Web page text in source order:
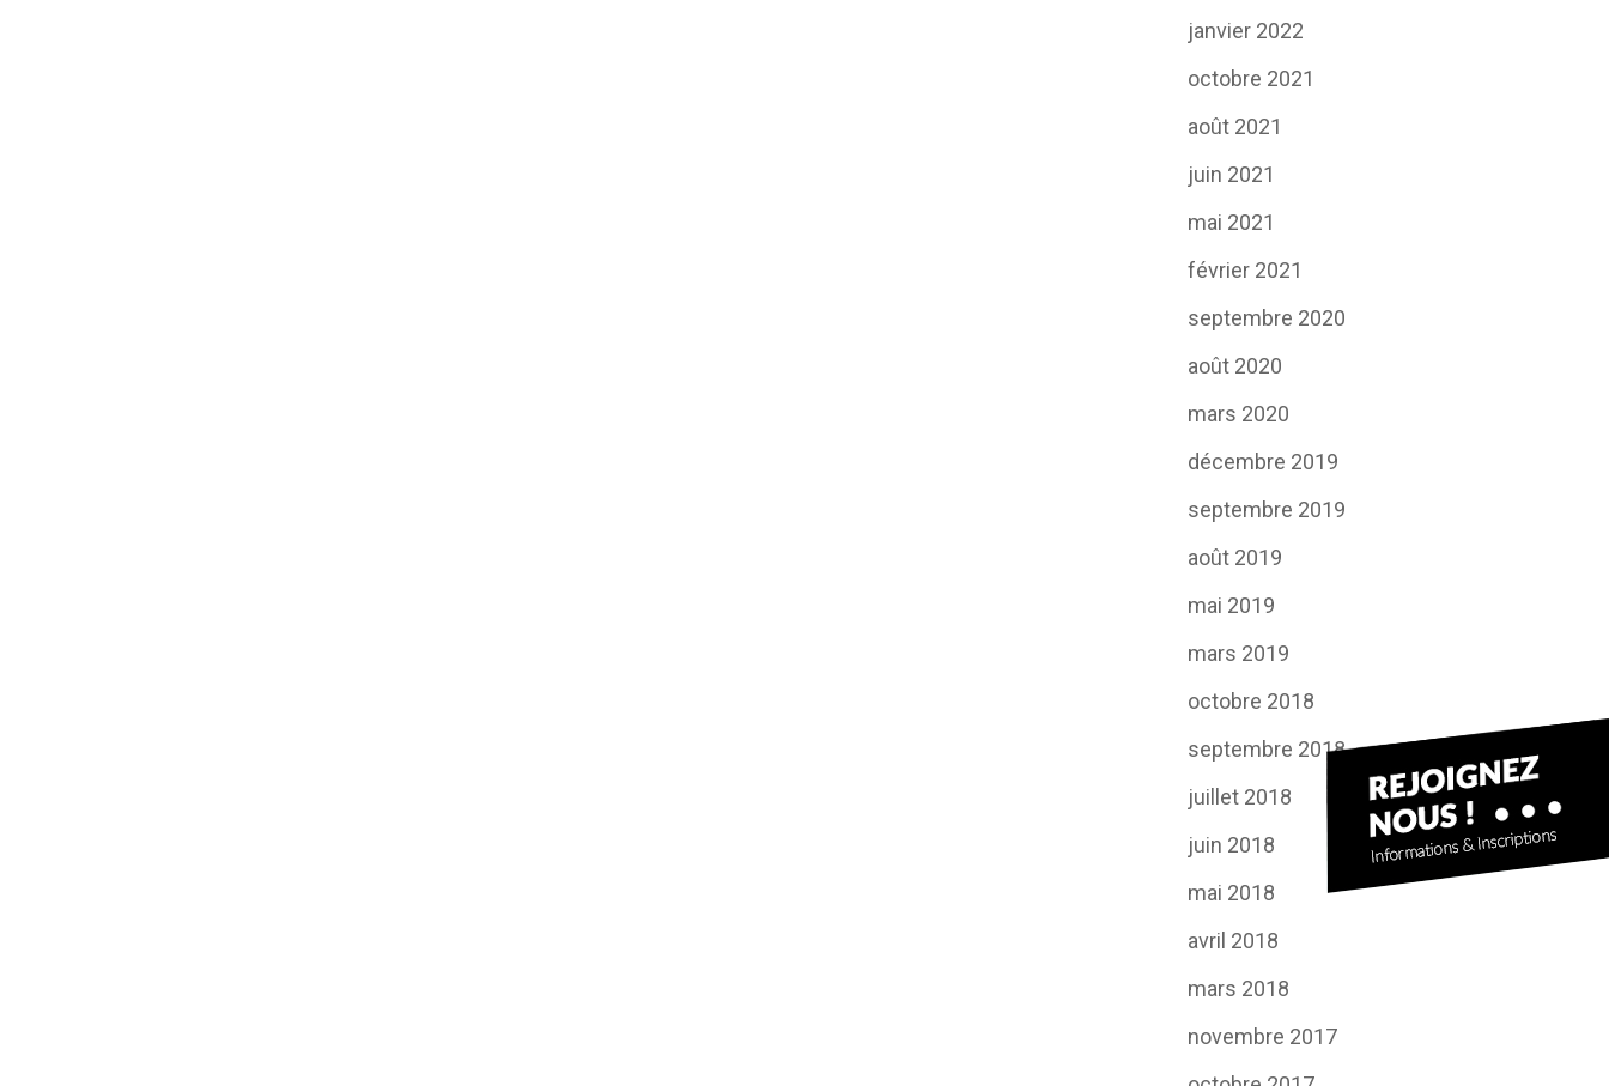
janvier 2022
octobre 2021
août 2021
juin 2021
mai 2021
février 2021
septembre 2020
août 2020
mars 2020
décembre 2019
septembre 2019
août 2019
mai 2019
mars 2019
octobre 2018
septembre 2018
juillet 2018
juin 2018
mai 2018
avril 2018
mars 2018
novembre 2017